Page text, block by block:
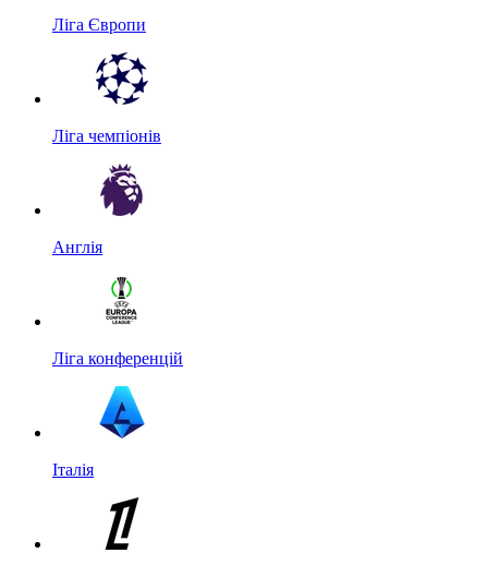
Ліга Європи
Ліга чемпіонів
Англія
Ліга конференцій
Італія